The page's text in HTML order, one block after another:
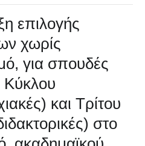
επιλογής
χωρίς
για σπουδές
Κύκλου
και Τρίτου
στο